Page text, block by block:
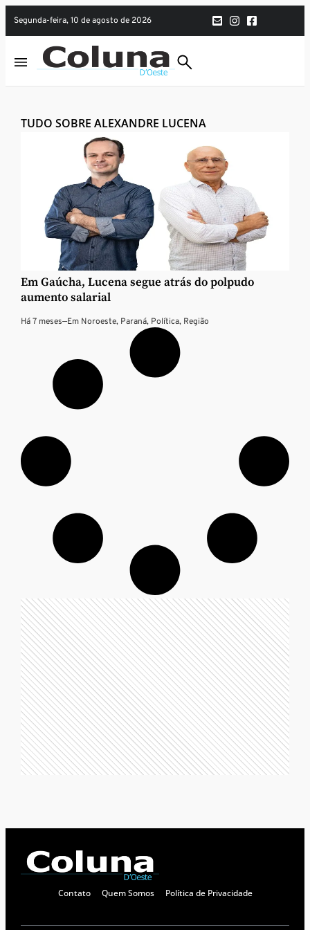
segunda-feira, 10 de agosto de 2026
TUDO SOBRE ALEXANDRE LUCENA
Em Gaúcha, Lucena segue atrás do polpudo
aumento salarial
Há 7 meses—Em Noroeste, Paraná, Política, Região
Contato Quem Somos Política de Privacidade